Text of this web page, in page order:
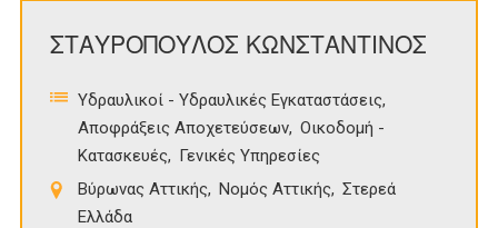
ΣΤΑΥΡΟΠΟΥΛΟΣ ΚΩΝΣΤΑΝΤΙΝΟΣ
Υδραυλικοί - Υδραυλικές Εγκαταστάσεις
Αποφράξεις Αποχετεύσεων Οικοδομή -
Κατασκευές
Γενικές Υπηρεσίες
Βύρωνας Αττικής
Νομός Αττικής
Στερεά
Ελλάδα